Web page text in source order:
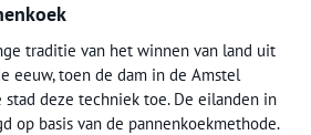
traditie van het winnen van land uit
eeuw, toen de dam in de Amstel
stad deze techniek toe. De eilanden in
op basis van de pannenkoekmethode.